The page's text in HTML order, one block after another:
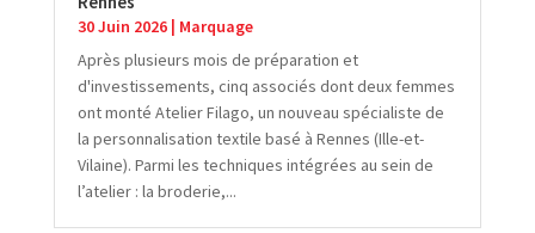
30 Juin 2026| Marquage
Après plusieurs mois de préparation et
d'investissements, cinq associés dont deux femmes
ont monté Atelier Filago, un nouveau spécialiste de
la personnalisation textile basé à Rennes (Ille-et-
Vilaine). Parmi les techniques intégrées au sein de
l’atelier : la broderie,...